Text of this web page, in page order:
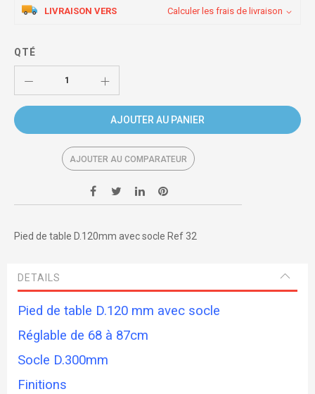
LIVRAISON VERS Calculer les frais de livraison
QTÉ
AJOUTER AU PANIER
AJOUTER AU COMPARATEUR
Pied de table D.120mm avec socle Ref 32
DETAILS
Pied de table D.120 mm avec socle
Réglable de 68 à 87cm
Socle D.300mm
Finitions